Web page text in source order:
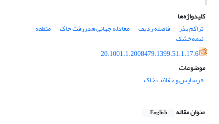
کلیدواژه‌ها
تراکم بذر
فاصله ردیف معادله جهانی هدررفت خاک منطقه
نیمه‌خشک
20.1001.1.2008479.1399.51.1.17.6
موضوعات
فرسایش و حفاظت خاک
عنوان مقاله English